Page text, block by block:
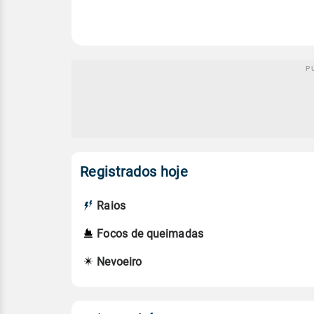
Registrados hoje
Raios
Focos de queimadas
Nevoeiro